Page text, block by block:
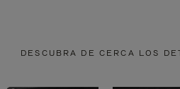
DESCUBRA DE CERCA LOS